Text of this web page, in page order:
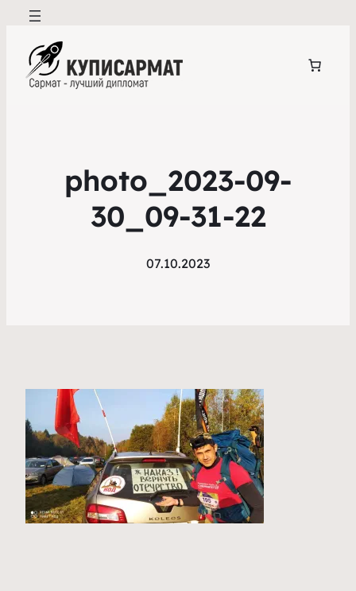
photo_2023-09-
30_09-31-22
07.10.2023